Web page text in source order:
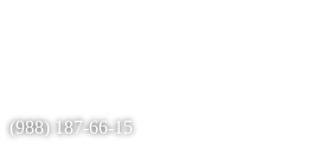
(988) 187-66-15